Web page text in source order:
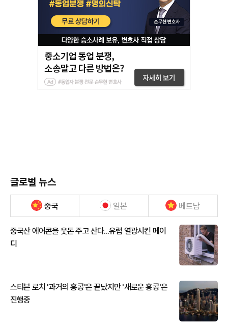
글로벌 뉴스
중국 일본 베트남
중국산 에어콘을 웃돈 주고 산다...유럽 열광시킨 메이
디
스티븐 로치 '과거의 홍콩'은 끝났지만 '새로운 홍콩'은
진행중